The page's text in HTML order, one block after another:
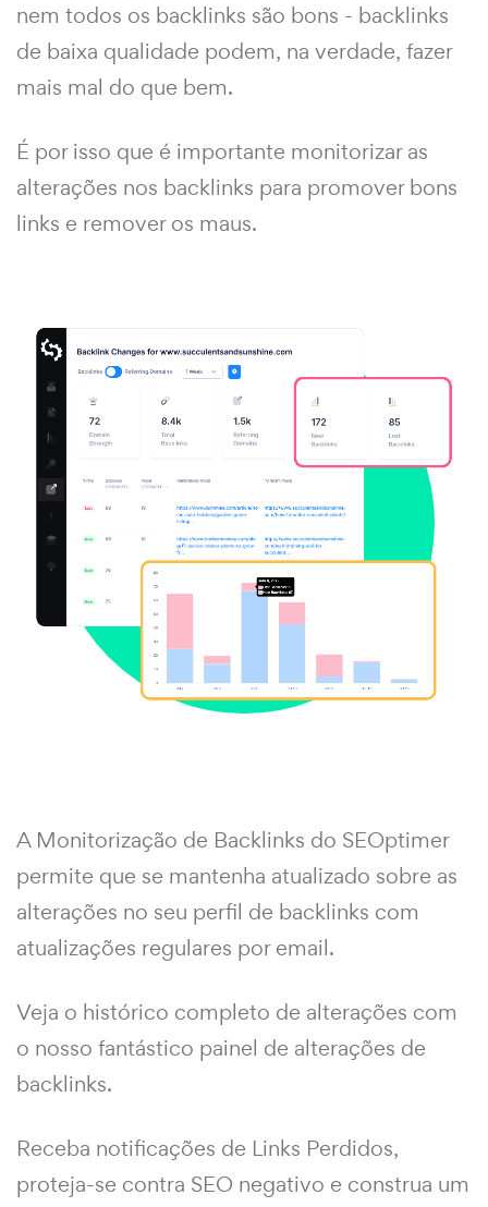
nem todos os backlinks são bons - backlinks
de baixa qualidade podem, na verdade, fazer
mais mal do que bem.
É por isso que é importante monitorizar as
alterações nos backlinks para promover bons
links e remover os maus.
A Monitorização de Backlinks do SEOptimer
permite que se mantenha atualizado sobre as
alterações no seu perfil de backlinks com
atualizações regulares por email.
Veja o histórico completo de alterações com
o nosso fantástico painel de alterações de
backlinks.
Receba notificações de Links Perdidos,
proteja-se contra SEO negativo e construa um